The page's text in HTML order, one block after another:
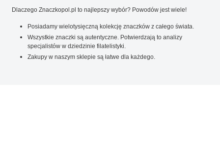
Dlaczego Znaczkopol.pl to najlepszy wybór? Powodów jest wiele!
Posiadamy wielotysięczną kolekcję znaczków z całego świata.
Wszystkie znaczki są autentyczne. Potwierdzają to analizy
specjalistów w dziedzinie filatelistyki.
Zakupy w naszym sklepie są łatwe dla każdego.